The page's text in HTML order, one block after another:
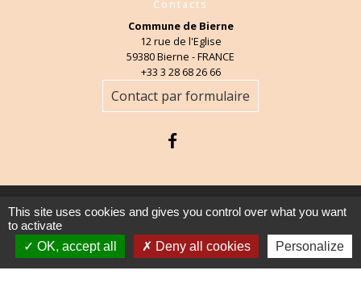
Contacts
Commune de Bierne
12 rue de l'Eglise
59380 Bierne - FRANCE
+33 3 28 68 26 66
Contact par formulaire
Mentions légales
Accessibilité - Plan du site - Gestion des cookies
This site uses cookies and gives you control over what you want
to activate
OK, accept all
Deny all cookies Personalize